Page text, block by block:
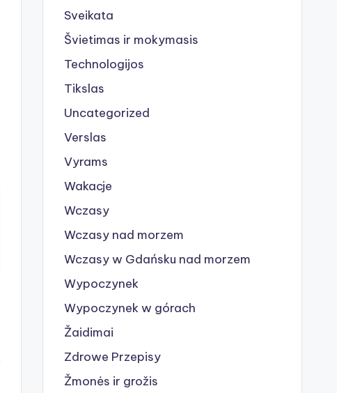
Sveikata
Švietimas ir mokymasis
Technologijos
Tikslas
Uncategorized
Verslas
Vyrams
Wakacje
Wczasy
Wczasy nad morzem
Wczasy w Gdańsku nad morzem
Wypoczynek
Wypoczynek w górach
Žaidimai
Zdrowe Przepisy
Žmonės ir grožis